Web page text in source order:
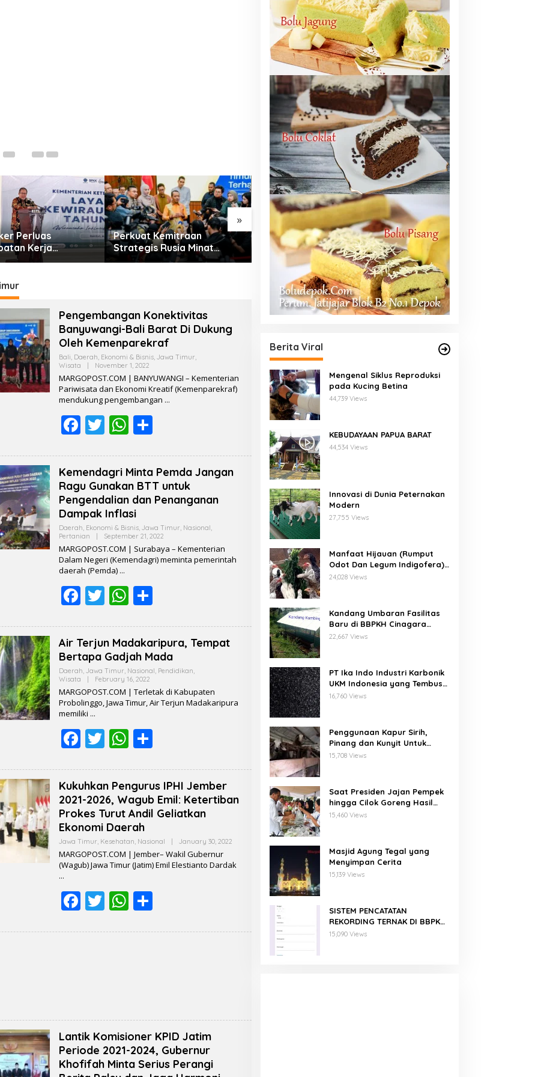
Ekonomi & Bisnis ,Jawa Timur,Media Rilis
Tanggapi Ancaman, Ajak
Diri
May 13, 2019
»
Perluas
Kerja
lewat Pelatihan
Perkuat Kemitraan
Strategis Rusia Minat
Investasi Kilang dan
Kemnaker Gandeng TikTok,
Perkuat Talenta Ekonomi
Digital dan Buka Peluang
Kerja Baru
Nyawa Pekerja Tak Boleh
Jadi Taruhan, Balai K3
Harus Cegah Kecelakaan
Kerja
Pengembangan Konektivitas
Banyuwangi-Bali Barat Di Dukung
Oleh Kemenparekraf
Bali, Daerah, Ekonomi & Bisnis, Jawa Timur,
Wisata
November 1, 2022
Y
R
E
D
K
I
MARGOPOST.COM | BANYUWANGI – Kementerian
Pariwisata dan Ekonomi Kreatif (Kemenparekraf)
mendukung pengembangan
F
e
b
o
o
k
T
itt
er
W
at
s
A
p
p
S
ar
e
Kemendagri Minta Pemda Jangan
Ragu Gunakan BTT untuk
Pengendalian dan Penanganan
Dampak Inflasi
Daerah, Ekonomi & Bisnis, Jawa Timur, Nasional,
Pertanian
September 21, 2022
R
E
MARGOPOST.COM | Surabaya – Kementerian
Dalam Negeri (Kemendagri) meminta pemerintah
daerah (Pemda)
F
e
b
o
o
k
T
itt
er
W
at
s
A
p
p
S
ar
e
Air Terjun Madakaripura, Tempat
Bertapa Gadjah Mada
Daerah, Jawa Timur, Nasional, Pendidikan,
Wisata
February 16, 2022
Y
R
E
K
I
MARGOPOST.COM | Terletak di Kabupaten
Probolinggo, Jawa Timur, Air Terjun Madakaripura
memiliki
F
e
b
o
o
k
T
itt
er
W
at
s
A
p
p
S
ar
e
Kukuhkan Pengurus IPHI Jember
2021-2026, Wagub Emil: Ketertiban
Prokes Turut Andil Geliatkan
Ekonomi Daerah
Jawa Timur, Kesehatan, Nasional January 30, 2022
E
MARGOPOST.COM | Jember– Wakil Gubernur
(Wagub) Jawa Timur (Jatim) Emil Elestianto Dardak
F
e
k
T
itt
W
at
p
S
ar
Lantik Komisioner KPID Jatim
Periode 2021-2024, Gubernur
Khofifah Minta Serius Perangi
Berita Viral
Mengenal Siklus Reproduksi
pada Kucing Betina
44,739 Views
KEBUDAYAAN PAPUA BARAT
44,534 Views
Innovasi di Dunia Peternakan
Modern
27,755 Views
Manfaat Hijauan (Rumput
Odot Dan Legum Indigofera)
Untuk Ayam Buras Kub Dan
24,028 Views
Kandang Umbaran Fasilitas
Baru di BBPKH Cinagara
Bogor
22,667 Views
PT Ika Indo Industri Karbonik
UKM Indonesia yang Tembus
Pasar Global
16,760 Views
Penggunaan Kapur Sirih,
Pinang dan Kunyit Untuk
Pengobatan Penyakit Orf
15,708 Views
Saat Presiden Jajan Pempek
hingga Cilok Goreng Hasil
Binaan PNM Mekaar
15,460 Views
Masjid Agung Tegal yang
Menyimpan Cerita
15,139 Views
SISTEM PENCATATAN
REKORDING TERNAK DI BBPKH
MENGGUNAKAN GOOGLE FORM
15,090 Views